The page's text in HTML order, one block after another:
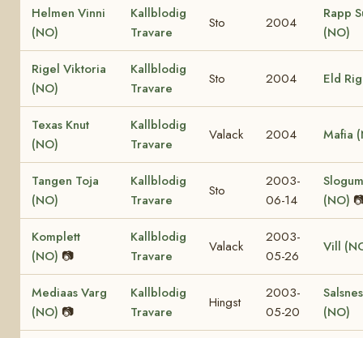
Helmen Vinni
(NO)
Kallblodig
Travare
Sto 2004
Rapp
(NO)
Rigel Viktoria
(NO)
Kallblodig
Travare
Sto 2004 Eld
Texas Knut
(NO)
Kallblodig
Travare
Valack 2004 Mafia
Tangen Toja
(NO)
Kallblodig
Travare
Sto
2003-
06-14
(NO)
Komplett
(NO) 📷
Kallblodig
Travare
Valack
2003-
05-26
Vill
Mediaas Varg
(NO) 📷
Kallblodig
Travare
Hingst
2003-
05-20
(NO)